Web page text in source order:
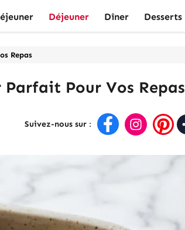
Déjeuner Dîner Desserts
Repas
Parfait Pour Vos Repas
Suivez-nous sur :